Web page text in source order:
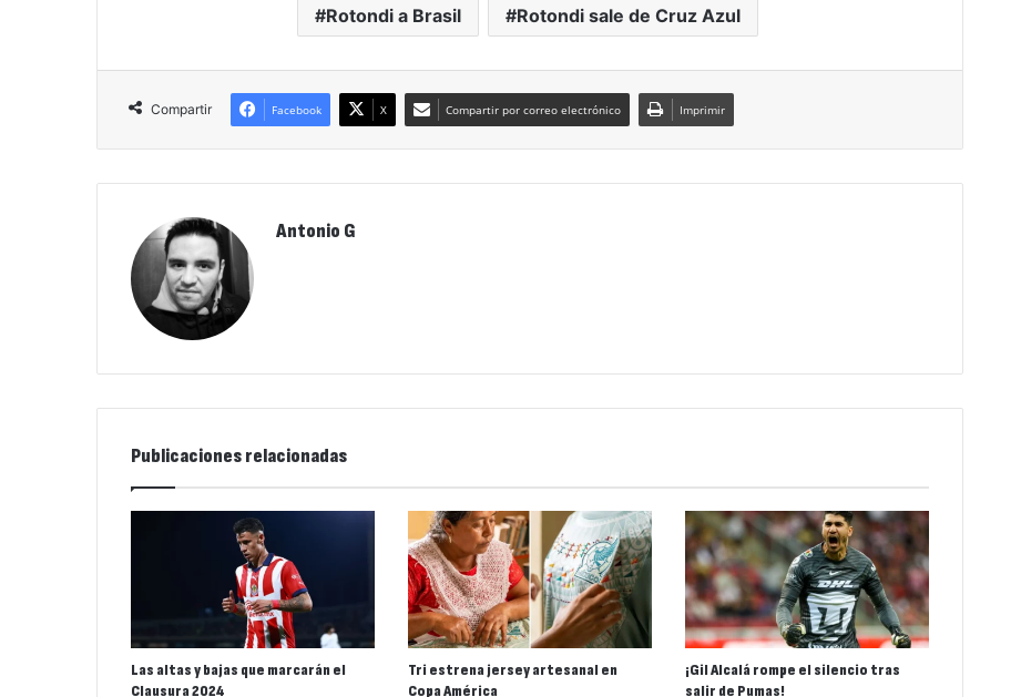
Rotondi a Brasil Rotondi sale de Cruz Azul
Compartir Facebook X Compartir por correo electrónico Imprimir
Antonio G
Publicaciones relacionadas
Las altas y bajas que marcarán el
Clausura 2024
Tri estrena jersey artesanal en
Copa América
¡Gil Alcalá rompe el silencio tras
salir de Pumas!